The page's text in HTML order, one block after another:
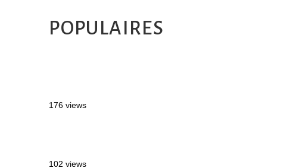
POPULAIRES
176 views
102 views